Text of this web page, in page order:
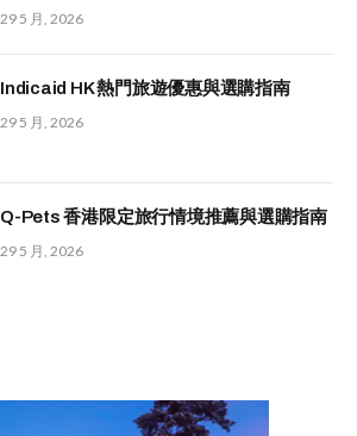
29 5 月, 2026
Indicaid HK 熱門旅遊優惠與選購指南
29 5 月, 2026
Q-Pets 香港限定旅行情境推薦與選購指南
29 5 月, 2026